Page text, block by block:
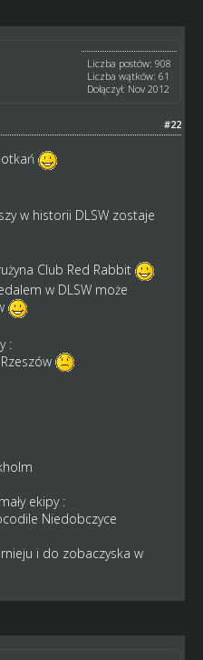
Liczba postów: 908
Liczba wątków: 61
Dołączył: Nov 2012
#22
w historii DLSW zostaje
Club Red Rabbit
w DLSW może
:
ekipy :
Niedobczyce
i do zobaczyska w